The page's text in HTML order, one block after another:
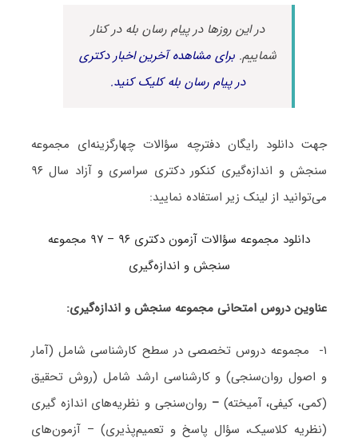
در این روزها در پیام رسان بله در کنار
شماییم.برای مشاهده آخرین اخبار دکتری
در پیام رسان بله کلیک کنید.
جهت دانلود رایگان دفترچه سؤالات چهارگزینه‌ای مجموعه
سنجش و اندازه‌گیری کنکور دکتری سراسری و آزاد سال ۹۶
می‌توانید از لینک زیر استفاده نمایید:
دانلود مجموعه سؤالات آزمون دکتری ۹۶ – ۹۷ مجموعه
سنجش و اندازه‌گیری
عناوین دروس امتحانی مجموعه سنجش و اندازه‌گیری:
۱- مجموعه دروس تخصصی در سطح کارشناسی شامل (آمار
و اصول روان‌سنجی) و کارشناسی ارشد شامل (روش تحقیق
(کمی، کیفی، آمیخته)– روان‌سنجی و نظریه‌های اندازه گیری
(نظریه کلاسیک، سؤال پاسخ و‌ تعمیم‌پذیری) – آزمون‌های